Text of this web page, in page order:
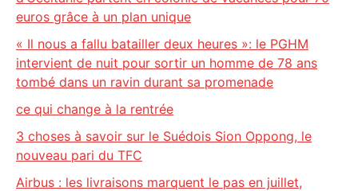
euros grâce à un plan unique
« Il nous a fallu batailler deux heures »: le PGHM
intervient de nuit pour sortir un homme de 78 ans
tombé dans un ravin durant sa promenade
ce qui change à la rentrée
3 choses à savoir sur le Suédois Sion Oppong, le
nouveau pari du TFC
Airbus : les livraisons marquent le pas en juillet,